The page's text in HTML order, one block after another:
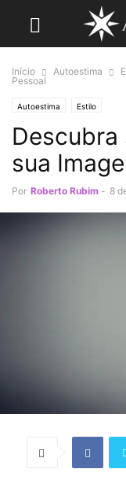
Início Autoestima
Pessoal
Autoestima Estilo
Descubra
sua
Por Roberto Rubim - 8